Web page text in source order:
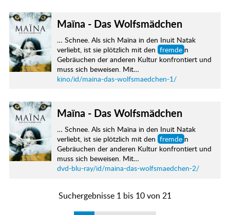
Maïna - Das Wolfsmädchen
… Schnee. Als sich Maïna in den Inuit Natak
verliebt, ist sie plötzlich mit den fremde n
Gebräuchen der anderen Kultur konfrontiert und
muss sich beweisen. Mit…
kino/id/maina-das-wolfsmaedchen-1/
Maïna - Das Wolfsmädchen
… Schnee. Als sich Maïna in den Inuit Natak
verliebt, ist sie plötzlich mit den fremde n
Gebräuchen der anderen Kultur konfrontiert und
muss sich beweisen. Mit…
dvd-blu-ray/id/maina-das-wolfsmaedchen-2/
Suchergebnisse 1 bis 10 von 21